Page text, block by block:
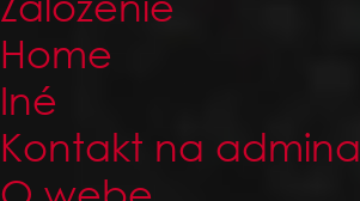
Home
Iné
Kontakt na admina